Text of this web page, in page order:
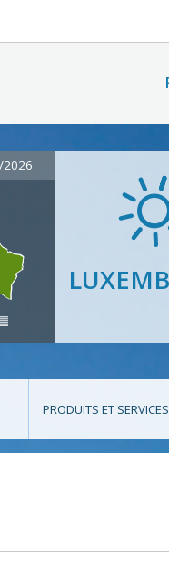
PRODUITS ET SERVICES